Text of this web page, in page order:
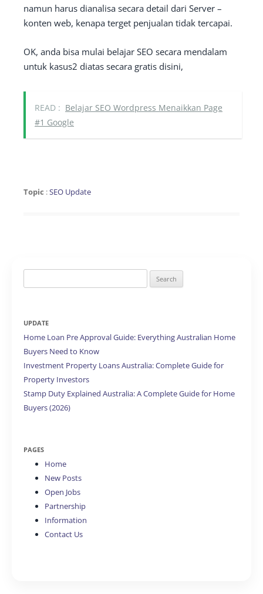
namun harus dianalisa secara detail dari Server –
konten web, kenapa terget penjualan tidak tercapai.
OK, anda bisa mulai belajar SEO secara mendalam
untuk kasus2 diatas secara gratis disini,
READ : Belajar SEO Wordpress Menaikkan Page
#1 Google
Topic :SEO Update
for:
UPDATE
Home Loan Pre Approval Guide: Everything Australian Home
Buyers Need to Know
Investment Property Loans Australia: Complete Guide for
Property Investors
Stamp Duty Explained Australia: A Complete Guide for Home
Buyers (2026)
PAGES
Home
New Posts
Open Jobs
Partnership
Information
Contact Us